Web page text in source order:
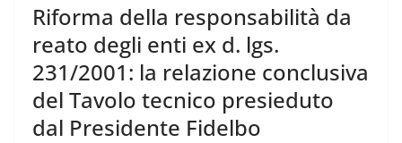
Riforma della responsabilità da
reato degli enti ex d. lgs.
231/2001: la relazione conclusiva
del Tavolo tecnico presieduto
dal Presidente Fidelbo